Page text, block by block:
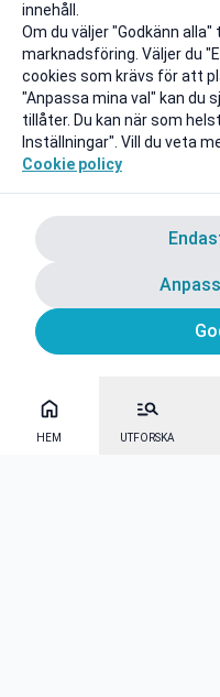
HEM UTFORSKA
innehåll.
Om du väljer "Godkänn
marknadsföring. Väljer du
cookies som krävs för att
"Anpassa mina val" kan du
tillåter. Du kan när som
Inställningar". Vill du veta
Cookie policy